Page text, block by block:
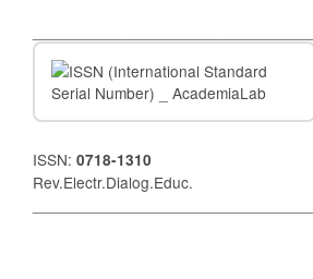
ISSN: 0718-1310
Rev.Electr.Dialog.Educ.